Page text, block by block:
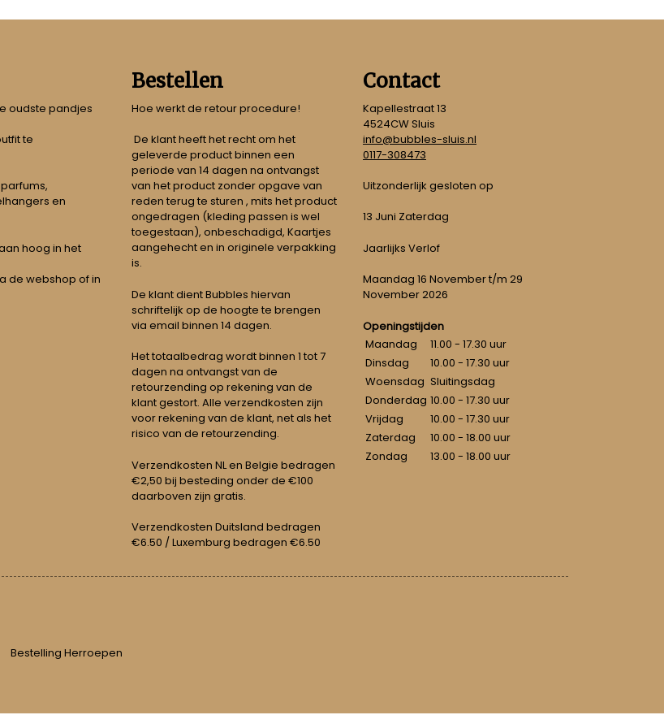
oudste pandjes
te
en
hoog in het
de webshop of in
Bestellen
Hoe werkt de retour procedure!
De klant heeft het recht om het
geleverde product binnen een
periode van 14 dagen na ontvangst
van het product zonder opgave van
reden terug te sturen , mits het product
ongedragen (kleding passen is wel
toegestaan), onbeschadigd, Kaartjes
aangehecht en in originele verpakking
is.
De klant dient Bubbles hiervan
schriftelijk op de hoogte te brengen
via email binnen 14 dagen.
Het totaalbedrag wordt binnen 1 tot 7
dagen na ontvangst van de
retourzending op rekening van de
klant gestort. Alle verzendkosten zijn
voor rekening van de klant, net als het
risico van de retourzending.
Verzendkosten NL en Belgie bedragen
€2,50 bij besteding onder de €100
daarboven zijn gratis.
Verzendkosten Duitsland bedragen
€6.50 / Luxemburg bedragen €6.50
Contact
Kapellestraat 13
4524CW Sluis
info@bubbles-sluis.nl
0117-308473
Uitzonderlijk gesloten op
13 Juni Zaterdag
Jaarlijks Verlof
Maandag 16 November t/m 29
November 2026
Openingstijden
Maandag
11.00 - 17.30 uur
Dinsdag
10.00 - 17.30 uur
Woensdag Sluitingsdag
Donderdag 10.00 - 17.30 uur
Vrijdag
10.00 - 17.30 uur
Zaterdag
10.00 - 18.00 uur
Zondag
13.00 - 18.00 uur
Bestelling Herroepen